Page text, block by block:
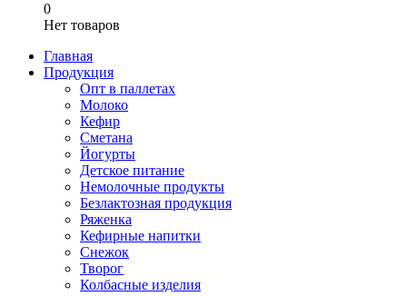
0
Нет товаров
Главная
Продукция
Опт в паллетах
Молоко
Кефир
Сметана
Йогурты
Детское питание
Немолочные продукты
Безлактозная продукция
Ряженка
Кефирные напитки
Снежок
Творог
Колбасные изделия